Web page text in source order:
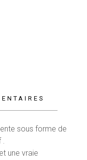
sous forme de
.
une vraie